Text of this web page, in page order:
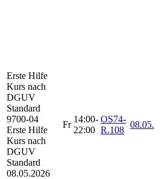
Erste Hilfe
Kurs nach
DGUV
Standard
9700-04
Erste Hilfe
Kurs nach
DGUV
Standard
08.05.2026
Fr
14:00-
22:00
OS74-
R.108
08.05.